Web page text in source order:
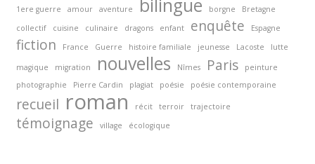
1ere guerre amour aventure bilingue borgne
Bretagne
collectif
cuisine culinaire dragons enfant enquête Espagne
fiction France Guerre histoire familiale jeunesse Lacoste lutte
magique migration nouvelles Nîmes Paris
peinture
photographie
Pierre Cardin plagiat poésie poésie contemporaine
recueil roman récit terroir trajectoire
témoignage village écologique